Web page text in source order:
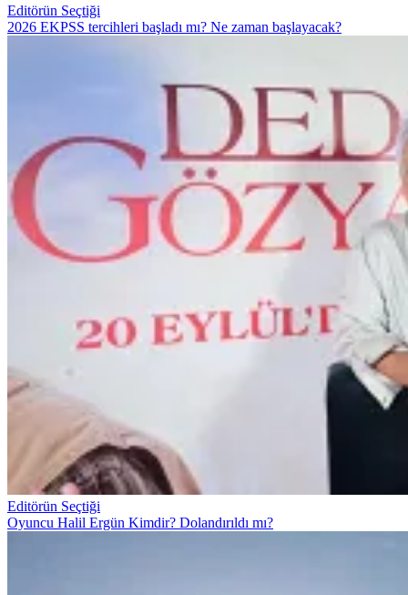
Editörün Seçtiği
2026 EKPSS tercihleri başladı mı? Ne zaman başlayacak?
Editörün Seçtiği
Oyuncu Halil Ergün Kimdir? Dolandırıldı mı?